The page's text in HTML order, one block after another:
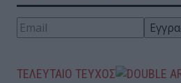
ΤΕΛΕΥΤΑΙΟ ΤΕΥΧΟΣ